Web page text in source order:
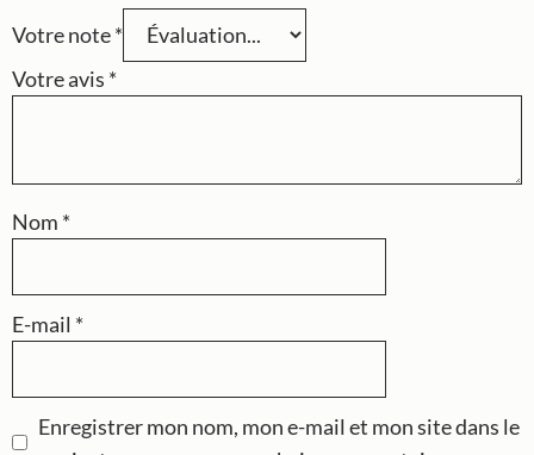
Votre note*
Votre avis *
Nom *
E-mail *
Enregistrer mon nom, mon e-mail et mon site dans le